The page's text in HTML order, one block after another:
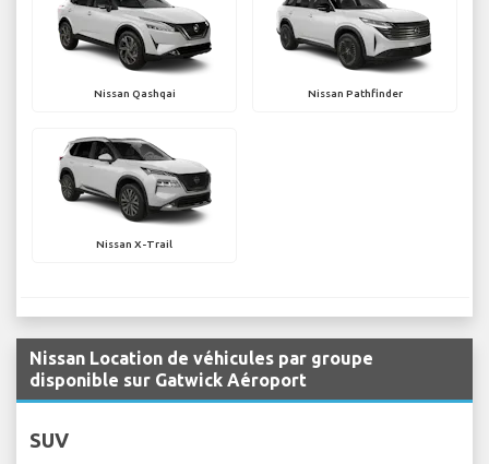
Nissan Qashqai Nissan Pathfinder
Nissan X-Trail
Nissan Location de véhicules par groupe
disponible sur Gatwick Aéroport
SUV